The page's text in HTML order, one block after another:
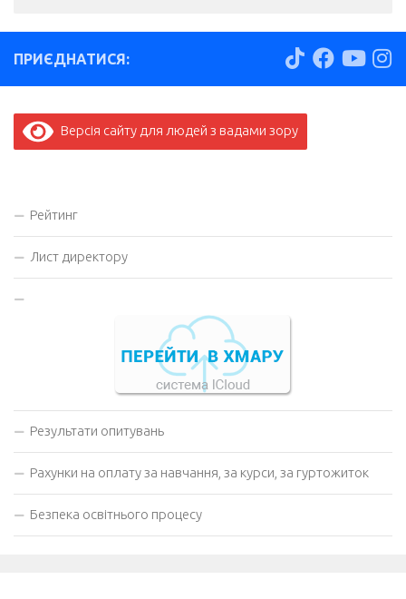
ПРИЄДНАТИСЯ:
Версія сайту для людей з вадами зору
Рейтинг
Лист директору
Результати опитувань
Рахунки на оплату за навчання, за курси, за гуртожиток
Безпека освітнього процесу